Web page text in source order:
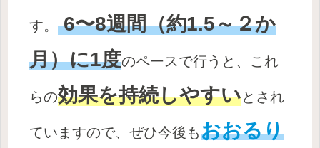
す。 6〜8週間（約1.5～２か
月）に1度のペースで行うと、これ
らの効果を持続しやすいとされ
ていますので、ぜひ今後もおおるり